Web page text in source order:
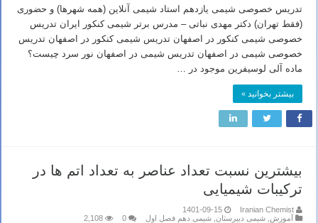
تدریس خصوصی شیمی یازدهم استاد شیمی آنلاین (همه شهرها) و حضوری
(فقط تهران) دکتر مهدی نباتی – مدرس برتر شیمی کنکور ایران تدریس
خصوصی شیمی کنکور در اصفهان تدریس شیمی کنکور در اصفهان تدریس
خصوصی شیمی در اصفهان تدریس شیمی در اصفهان نور سرد چیست؟
ماده آلی لوسیفرین موجود در …
بیشتر بخوانید »
بیشترین نسبت تعداد عناصر به تعداد اتم ها در
ترکیبات شیمیایی
Iranian Chemist
1401-09-15
آموزش شیمی دبیرستان شیمی دهم فصل اول 0
2,108